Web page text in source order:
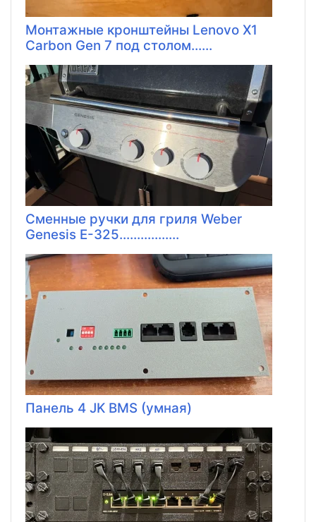
Монтажные кронштейны Lenovo X1
Carbon Gen 7 под столом......
Сменные ручки для гриля Weber
Genesis E-325.................
Панель 4 JK BMS (умная)